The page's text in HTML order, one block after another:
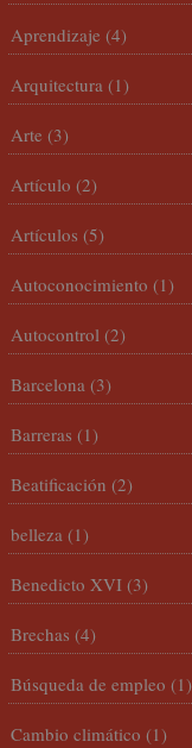
Aprendizaje (4)
Arquitectura (1)
Arte (3)
Artículo (2)
Artículos (5)
Autoconocimiento (1)
Autocontrol (2)
Barcelona (3)
Barreras (1)
Beatificación (2)
belleza (1)
Benedicto XVI (3)
Brechas (4)
Búsqueda de empleo (1)
Cambio climático (1)